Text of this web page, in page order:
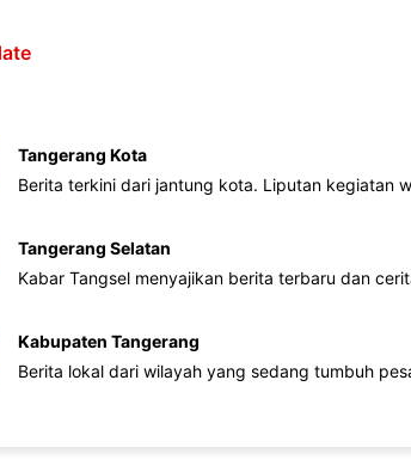
Tangerang Kota
Berita terkini dari jantung kota. Liputan kegiatan
Tangerang Selatan
Kabar Tangsel menyajikan berita terbaru dan
Kabupaten Tangerang
Berita lokal dari wilayah yang sedang tumbuh